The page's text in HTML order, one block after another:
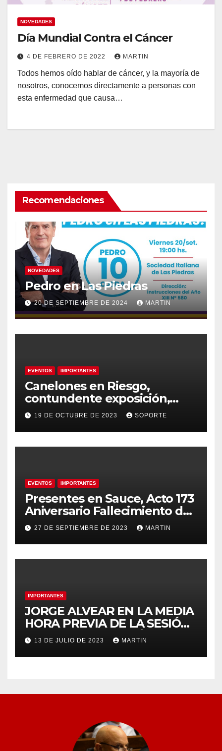
NOVEDADES
Día Mundial Contra el Cáncer
4 DE FEBRERO DE 2022 MARTIN
Todos hemos oído hablar de cáncer, y la mayoría de
nosotros, conocemos directamente a personas con
esta enfermedad que causa…
Recomendaciones
NOVEDADES
Pedro en Las Piedras
20 DE SEPTIEMBRE DE 2024 MARTIN
EVENTOS IMPORTANTES
Canelones en Riesgo,
contundente exposición,
agua como recurso, agua
como derecho humano.
19 DE OCTUBRE DE 2023 SOPORTE
EVENTOS IMPORTANTES
Presentes en Sauce, Acto 173
Aniversario Fallecimiento de
José Artigas
27 DE SEPTIEMBRE DE 2023 MARTIN
IMPORTANTES
JORGE ALVEAR EN LA MEDIA
HORA PREVIA DE LA SESIÓN
ORDINARIA DEL MIÉRCOLES
12 DE JULIO
13 DE JULIO DE 2023 MARTIN